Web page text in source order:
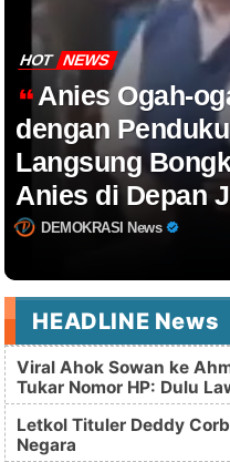
HOT NEWS
Anies Ogah-
dengan
Langsung
Anies di Depan
DEMOKRASI News
HEADLINE News
Viral Ahok Sowan ke
Tukar Nomor HP: Dulu
Letkol Tituler Deddy
Negara